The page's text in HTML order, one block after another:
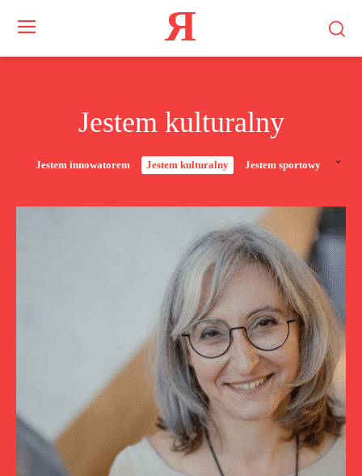
Я
Jestem kulturalny
Jestem innowatorem Jestem kulturalny Jestem sportowy